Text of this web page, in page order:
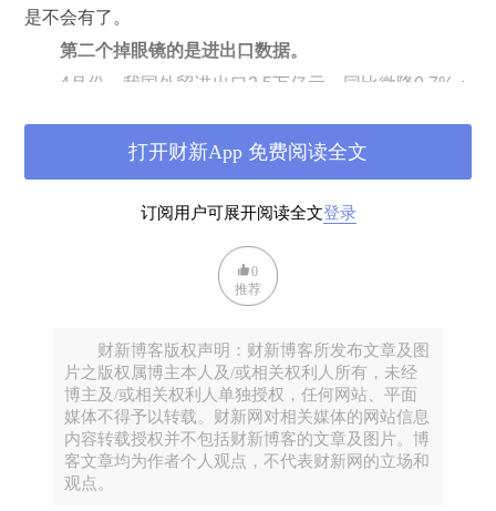
是不会有了。
第二个掉眼镜的是进出口数据。
4月份，我国外贸进出口2.5万亿元，同比微降0.7%；
降10.2%；贸易顺差3181.5亿元，增加2.6倍。
遍预期4月进出口都不太好。但是，走出来的样子却是出
口数据还不错，是正增长，而进口数据还是下跌的。
可以对比一下，前阵子韩国披露它们4月份的进出口
数据，出口同比是-24.3%，进口同比是-15.9%。
体现出来差异。不过，如果是这样，那韩国不至于跟中国
的差别这么大。
也有的说是对全球的生产替代效应，因为其他地方爆
发疫情，而我们复工了，我们“早复工，早受益”了。
好吧，我再说一下我跟的数据里，更掉眼镜的一个高
订阅用户可展开阅读全文登录
打开财新App 免费阅读全文
0
推荐
财新博客版权声明：财新博客所发布文章及图
片之版权属博主本人及/或相关权利人所有，未经
博主及/或相关权利人单独授权，任何网站、平面
媒体不得予以转载。财新网对相关媒体的网站信息
内容转载授权并不包括财新博客的文章及图片。博
客文章均为作者个人观点，不代表财新网的立场和
观点。